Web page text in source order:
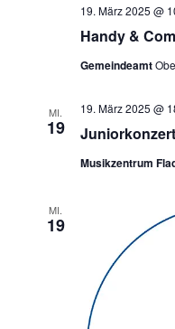
Handy &
19. März 2025 @
Gemeindeamt
MI.
19 Juniorkonzert
19. März 2025 @
Musikzentrum
MI.
19